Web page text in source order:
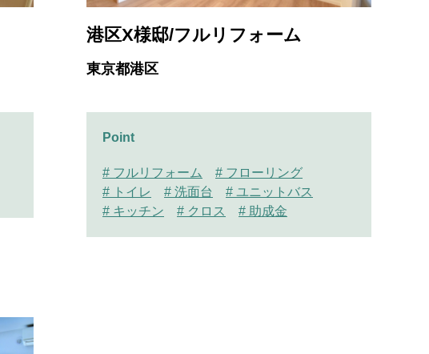
港区X様邸/フルリフォーム
東京都港区
Point
# フルリフォーム
# フローリング
# トイレ
# 洗面台
# ユニットバス
# キッチン
# クロス # 助成金